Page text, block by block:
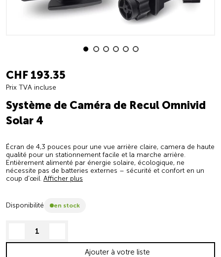
CHF 193.35
Prix TVA incluse
Système de Caméra de Recul Omnivid
Solar 4
Écran de 4,3 pouces pour une vue arrière claire, camera de haute
qualité pour un stationnement facile et la marche arrière.
Entièrement alimenté par énergie solaire, écologique, ne
nécessite pas de batteries externes – sécurité et confort en un
coup d'œil. Afficher plus
Disponibilité en stock
decrease quantity
Ajouter à votre liste